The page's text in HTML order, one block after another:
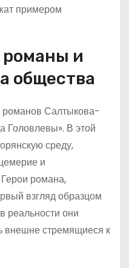
примером
романы и
общества
Салтыкова-
Головлевы». В этой
среду,
и
романа,
взгляд образцом
реальности они
внешне стремящиеся к